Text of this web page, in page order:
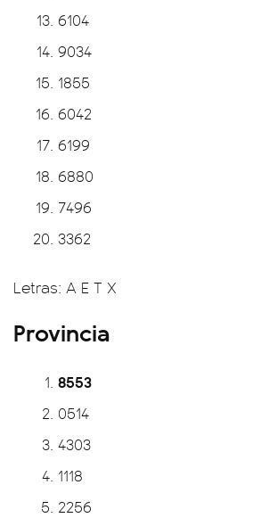
6104
9034
1855
6042
6199
6880
7496
3362
Letras: A E T X
Provincia
8553
0514
4303
1118
2256